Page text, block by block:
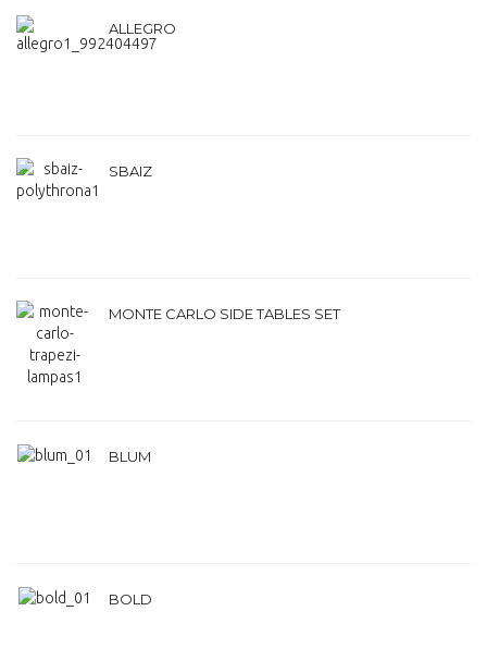
ALLEGRO
SBAIZ
MONTE CARLO SIDE TABLES SET
BLUM
BOLD